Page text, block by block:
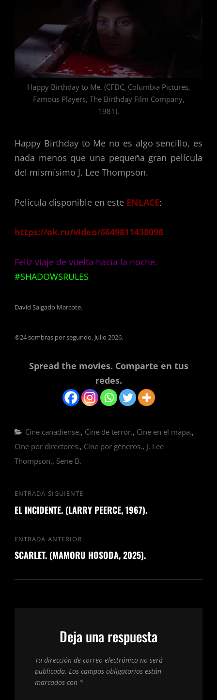
Happy Birthday to Me. (CFDC, Columbia Pictures,
Famous Players, The Birthday Film Company,
1981).
Happy Birthday to Me no es algo sencillo, es
nada menos que una pequeña gran película
del mismísimo J. Lee Thompson.
Película disponible en este ENLACE:
https://ok.ru/video/6649811438098
Feliz viaje de vuelta hacia la noche.
#SHADOWSRULES
David Salgado Marcote.
©24 sombras por segundo. Julio 2026.
Spread the movies. Comparte en tus
redes.
Categorías
Cine canadiense., Cine de terror., Cine en el mapa.,
Cine por directores., Cine por géneros., J. Lee
Thompson., Serie B.
Navegación
de
Entrada
anterior
ENTRADA ANTERIOR
SCARLET. (MAMORU HOSODA, 2025).
Entrada
siguiente
ENTRADA SIGUIENTE
EL INCIDENTE. (LARRY PEERCE, 1967).
Deja una respuesta
Tu dirección de correo electrónico no será
publicada. Los campos obligatorios están
marcados con *